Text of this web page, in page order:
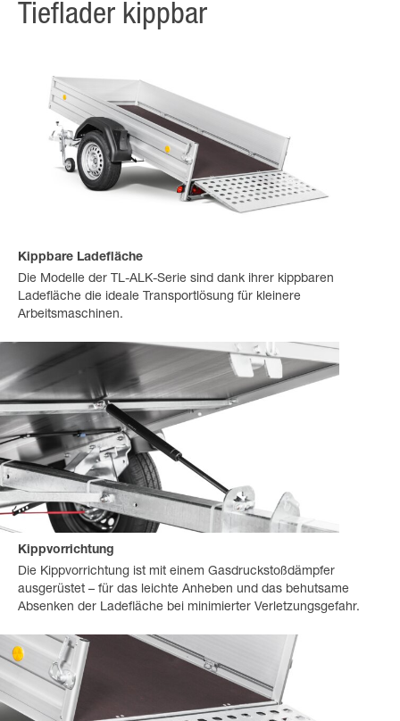
Tieflader kippbar
Kippbare Ladefläche
Die Modelle der TL-ALK-Serie sind dank ihrer kippbaren
Ladefläche die ideale Transportlösung für kleinere
Arbeitsmaschinen.
Kippvorrichtung
Die Kippvorrichtung ist mit einem Gasdruckstoßdämpfer
ausgerüstet – für das leichte Anheben und das behutsame
Absenken der Ladefläche bei minimierter Verletzungsgefahr.